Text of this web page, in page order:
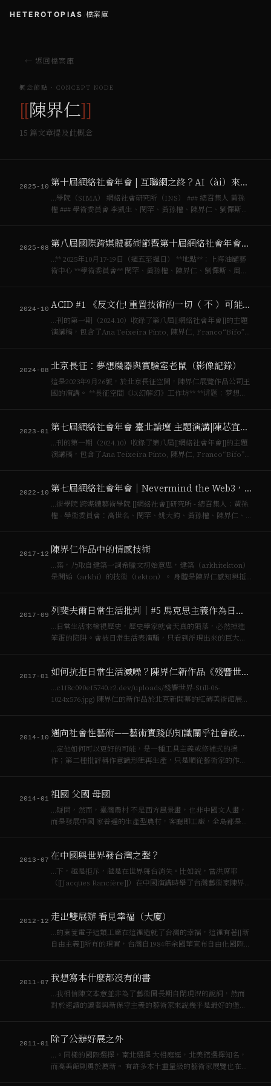
HETEROTOPIAS 檔案庫
← 返回檔案庫
概念節點 · CONCEPT NODE
[[陳界仁]]
15 篇文章提及此概念
2025-10 第十屆網絡社會年會 | 互聯網之終？AI（ài）來不來
…學院（SIMA） 網絡社會研究所（INS） ### 總召集人 黃孫
權 ### 學術委員會 李凱生、閔罕、黃孫權、陳界仁、劉懌斯、
2025-08 第八屆國際跨媒體藝術節暨第十屆網絡社會年會｜青年學者論壇徵稿啟事
…** 2025年10月17-19日（週五至週日） **地點**：上海油罐藝
術中心 **學術委員會** 閔罕、黃孫權、陳界仁、劉懌斯、周蓬
2024-10 ACID #1 《反⽂化! 重置技術的一切（ 不 ）可能性》 正式發行
…刊的第一期（2024.10）收錄了第八屆[[網絡社會年會]]的主題
演講稿，包含了Ana Teixeira Pinto, 陳界仁, Franco“Bifo”
2024-08 北京長征：夢想機器與實驗室老鼠（影像記錄）
這是2023年9月26號，於北京長征空間，陳界仁展覽作品公司王
國的演講。 **長征空間《以幻解幻》工作坊** **讲题：梦想机
2023-01 第七屆網絡社會年會 臺北論壇 主題演講|陳芯宜：時間與沉浸，從藝術家紀錄片到VR的創作
…刊的第一期（2024.10）收錄了第八屆[[網絡社會年會]]的主題
演講稿，包含了Ana Teixeira Pinto, 陳界仁, Franco“Bifo”
2022-10 第七屆網絡社會年會｜Nevermind the Web3，Here’s the P2P！
…術學院 跨媒體藝術學院 [[網絡社會]]研究所 - 總召集人：黃孫
權 - 學術委員會：高世名、閔罕、姚大鈞、黃孫權、陳界仁、
2017-12 陳界仁作品中的情感技術
…築，乃取自建築一詞希臘文初始意思，建築（arkhitekton）
是開始（arkhi）的技術（tekton）。 身體是陳界仁感知與抵
2017-09 列斐夫爾日常生活批判｜#5 馬克思主義作為日常生活的批判知識
…日常生活來檢視歷史，歷史學家就會天真的隕落，必然掉進
笨蛋的陷阱。會被日常生活表演騙，只看到浮現出來的巨大事
非常熱情地請他們晚上再回去…
2017-01 如何抗拒日常生活減噪？陳界仁新作品《殘響世界》
…c1f8c090ef5740.r2.dev/uploads/殘響世界-Still-06-
1024x576.jpg) 陳界仁的新作品於北京新開幕的紅磚美術館展
2014-10 邁向社會性藝術——藝術實踐的知識關乎社會政治過程的知識
…定他如何可以更好的可能，是一種工具主義或修補式的操
作；第二種批評稱作意識形態再生產，只是順從藝術家的作品
形態，然後重新幫他生產一次。對[…
2014-01 祖國 父國 母國
…疑問，然而，臺灣農村 不是西方風景畫，也非中國文人畫，
而是發展中國 家普遍的生產型農村，客廳即工廠，全島都是加
農村，沒有古典…
2013-07 在中國與世界發台灣之聲？
…下，越是拒斥，越是在世界舞台消失。比如說，當洪席耶
（[[Jacques Rancière]]）在中國演講時舉了台灣藝術家陳界仁
展人合…
2012-12 走出雙展辦 看見幸福（大廈）
…的東菱電子這類工廠在這裡造就了台灣的幸福，這裡有著[[新
自由主義]]所有的現實，台灣自1984年余國華宣布自由化國際化
文名字可能更為響…
2011-07 我想寫本什麼都沒有的書
…我相信陳文本意並非為了藝術圈長期自閉現況的說詞，然而
對於速讀的讀者與新保守主義的藝術家來說幾乎是最好的堡壘
而忘了失去的不過是枷鎖而已。…
2011-01 除了公辦好展之外
…。同樣的國際選擇，南北選擇 大相庭逕，北美館選擇知名，
而高美館則勇於薦新。 有許多本土重量級的藝術家展覽也在此